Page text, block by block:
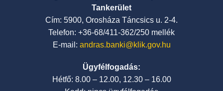
Tankerület
Cím: 5900, Orosháza Táncsics u. 2-4.
Telefon: +36-68/411-362/250 mellék
E-mail: andras.banki@klik.gov.hu
Ügyfélfogadás:
Hétfő: 8.00 – 12.00, 12.30 – 16.00